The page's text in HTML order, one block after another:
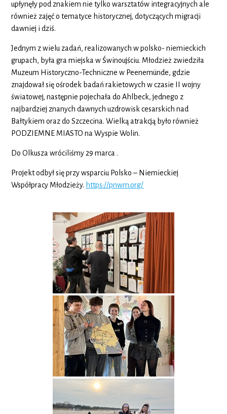
upłynęły pod znakiem nie tylko warsztatów integracyjnych ale
również zajęć o tematyce historycznej, dotyczących migracji
dawniej i dziś.
Jednym z wielu zadań, realizowanych w polsko- niemieckich
grupach, była gra miejska w Świnoujściu. Młodzież zwiedziła
Muzeum Historyczno-Techniczne w Peenemünde, gdzie
znajdował się ośrodek badań rakietowych w czasie II wojny
światowej, następnie pojechała do Ahlbeck, jednego z
najbardziej znanych dawnych uzdrowisk cesarskich nad
Bałtykiem oraz do Szczecina. Wielką atrakcją było również
PODZIEMNE MIASTO na Wyspie Wolin.
Do Olkusza wróciliśmy 29 marca .
Projekt odbył się przy wsparciu Polsko – Niemieckiej
Współpracy Młodzieży. https://pnwm.org/